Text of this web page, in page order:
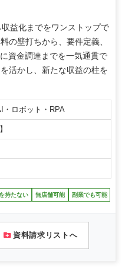
益化までをワンストップで
の壁打ちから、要件定義、
資金調達までを一気通貫で
活かし、新たな収益の柱を
・ロボット・RPA
持たない 無店舗可能 副業でも可能
資料請求リストへ